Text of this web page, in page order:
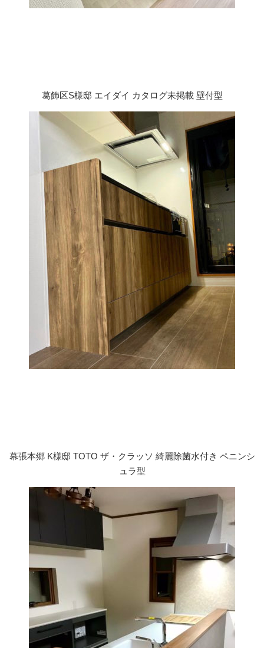
葛飾区S様邸 エイダイ カタログ未掲載 壁付型
幕張本郷 K様邸 TOTO ザ・クラッソ 綺麗除菌水付き ペニンシ
ュラ型